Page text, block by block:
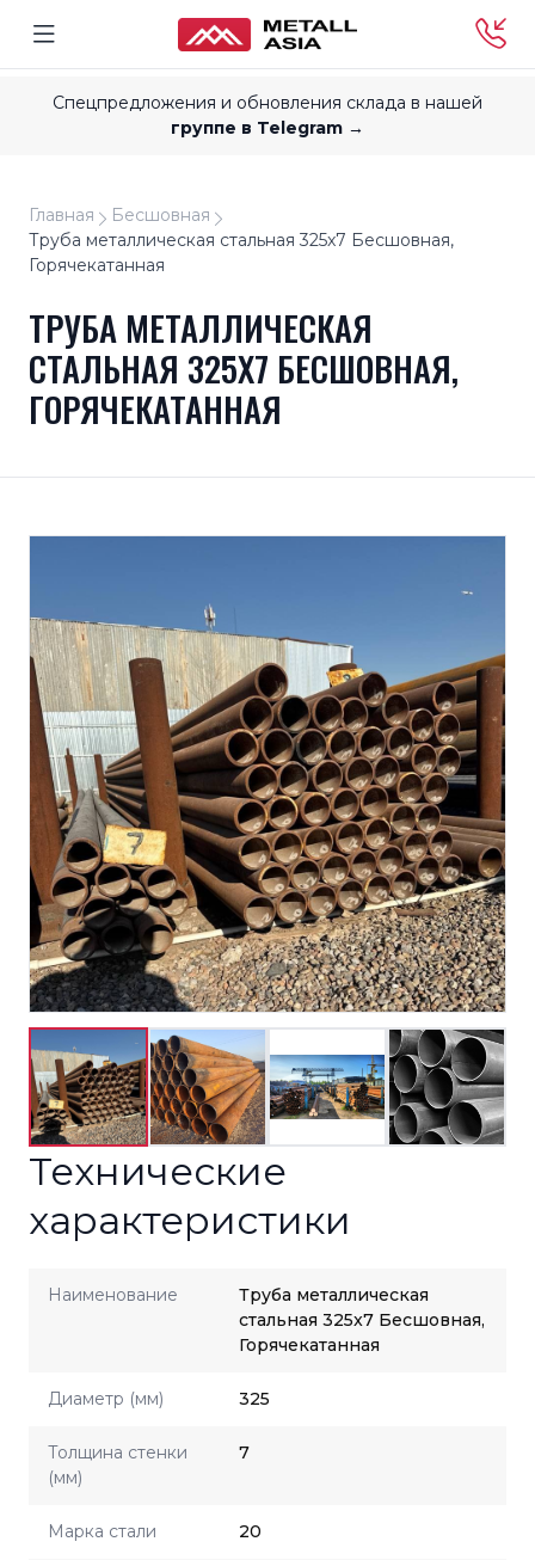
Спецпредложения и обновления склада в нашей
группе в Telegram →
Главная
Бесшовная
Труба металлическая стальная 325x7 Бесшовная,
Горячекатанная
ТРУБА МЕТАЛЛИЧЕСКАЯ
СТАЛЬНАЯ 325X7 БЕСШОВНАЯ,
ГОРЯЧЕКАТАННАЯ
Технические
характеристики
Наименование
Труба металлическая
стальная 325x7 Бесшовная,
Горячекатанная
Диаметр (мм) 325
Толщина стенки
(мм)
7
Марка стали 20